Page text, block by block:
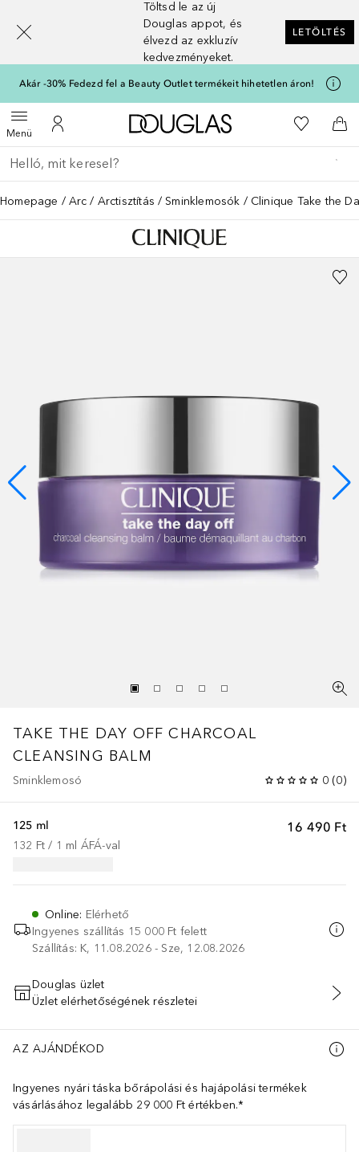
Töltsd le az új
Douglas appot, és
élvezd az exkluzív
kedvezményeket.
LETÖLTÉS
Akár -30% Fedezd fel a Beauty Outlet termékeit hihetetlen áron!
MenüMenü megnyitása
A fiókomhoz
A Douglas Főoldalra
A
Menj vissza
Keresés végrehajtása
Homepage Arc Arctisztítás Sminklemosók Clinique Take the
TAKE THE DAY OFF CHARCOAL
CLEANSING BALM
Sminklemosó 0 (0)
16 490 Ft
125 ml
132 Ft / 1 ml ÁFÁ-val
Online: Elérhető
Ingyenes szállítás 15 000 Ft felett
Szállítás: K, 11.08.2026 - Sze, 12.08.2026
KOSÁRBA HELYEZÉS
Douglas üzlet
Üzlet elérhetőségének részletei
AZ AJÁNDÉKOD
Ingyenes nyári táska bőrápolási és hajápolási termékek
vásárlásához legalább 29 000 Ft értékben.*
[navigation.slideout.screenreader]